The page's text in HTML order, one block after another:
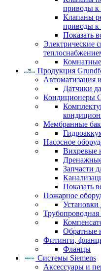
приводы
Клапаны
приводы
Показать
Электрические
Продукция
Датчики
Кондиционеры
Мембранные
Насосное
Вихревые
Запчасти
Показать
Пожарное
Обратные
Фитинги,
Фланцы
Системы Siemens
Аксессуары и